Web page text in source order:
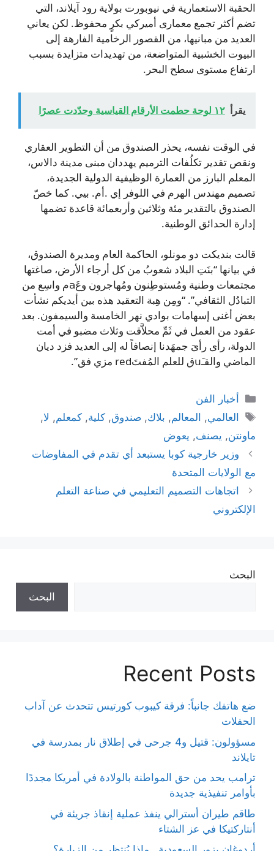
الحقبة الاستعمارية في نيوبورت بولاية رود آيلاند، التي
تضم أكثر تجمع معمارى أميركي بكرٍ محفوظ. لكن يعاني
العديد من مبانيها، من القصور الرخامية الفارهة إلى
البيوت الخشبية المتواضعة، من تهديدات متزايدة بسبب
ارتفاع مستوى سطح البحر.
يقرأ ١٢ لوحة حطمت الأرقام القياسية وحدّدت عصرًا
في الوقت نفسه، يحذر الصندوق من أن التطوير العقاري
ونقص تقدير تكلُفات الترميم يهددان مبنى مدينة دالاس،
المعلم البارز من العمارة الوظيفية الدولية الجديدة،
تصميم مهندس الهرم في اللوفر إي .أم. بيي. كما خصّ
الصندوق بالتقدير مئة وثلاثين وأربعمائة قاعدة تضمها
إدارة الحدائق الوطنية.
قالت بنديكت دو مونلو، الحاكمة العام ومديرة الصندوق،
في بيانها “بنَتِ البلاد شعوبُ من كل أرجاء الأرض، صاغتها
مجتمعات وطنية ومُستوطِنون ومُهاجرون وغaَم واسِع من
التبادُل الثقافي”. “ومِن هِبة التعقيد هذه بين أيديكم نشأت
بعض أغنى إسهامات بوادي نهر الخامسة والسيمفون. بعد
عقود من العمل في ثَمِّ محلاَّقت وثلاث مضبو في أمت
الدولة، رأى رأىَ جمهَدنا إنصافاً له إلى العديد فزد ديان
الماضي والقـuَق للعلم المُفتَred مزي فق”.
التصنيفات
أخبار الفن
الوسوم
العالمي, المعالم, بلاك,صندوق,كلية,كمعلم, لا,
ماونتن, يصنف, يعوض
وزير خارجية كوبا يستبعد أي تقدم في المفاوضات
مع الولايات المتحدة
اتجاهات التصميم التعليمي في صناعة التعلم
الإلكتروني
البحث
البحث
Recent Posts
ضع هاتفك جانباً: فرقة كيبوب كورتيس تتحدث عن آداب
الحفلات
مسؤولون: قتيل و4 جرحى في إطلاق نار بمدرسة في
تايلاند
ترامب يحد من حق المواطنة بالولادة في أمريكا مجددًا
بأوامر تنفيذية جديدة
طاقم طيران أسترالي ينفذ عملية إنقاذ جريئة في
أنتاركتيكا في عز الشتاء